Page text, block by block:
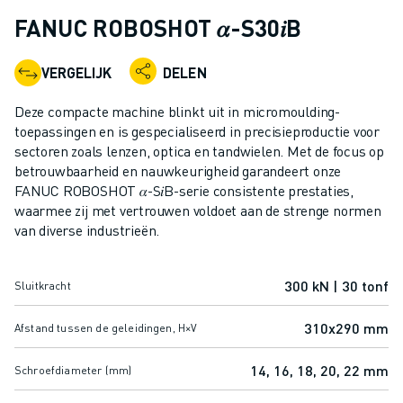
COLLABORATIEVE ROBOTS
ROBOT AANBOD
ROBOT CONTROLLERS
ROBOT ACCESSOIRES
ROBOT SOFTWARE
SIMULATIE SOFTWARE
ROBOTS VOOR HET ONDERWIJS
ROBOT AUTOMATISERING
BOOGLAS ROBOTS
M-900 SERIE
FOOD & CLEANROOM ROBOTS
VERFSPUIT ROBOTS
FANUC ROBOSHOT 𝛼-S30𝑖B
VERGELIJK DELEN
Deze compacte machine blinkt uit in micromoulding-
toepassingen en is gespecialiseerd in precisieproductie voor
sectoren zoals lenzen, optica en tandwielen. Met de focus op
betrouwbaarheid en nauwkeurigheid garandeert onze
FANUC ROBOSHOT 𝛼-S𝑖B-serie consistente prestaties,
waarmee zij met vertrouwen voldoet aan de strenge normen
van diverse industrieën.
Sluitkracht 300 kN | 30 tonf
Afstand tussen de geleidingen, H×V 310x290 mm
Schroefdiameter (mm) 14, 16, 18, 20, 22 mm